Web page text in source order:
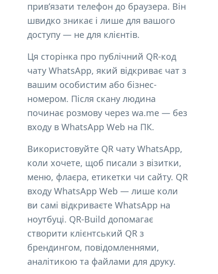
прив’язати телефон до браузера. Він
швидко зникає і лише для вашого
доступу — не для клієнтів.
Ця сторінка про публічний QR-код
чату WhatsApp, який відкриває чат з
вашим особистим або бізнес-
номером. Після скану людина
починає розмову через wa.me — без
входу в WhatsApp Web на ПК.
Використовуйте QR чату WhatsApp,
коли хочете, щоб писали з візитки,
меню, флаєра, етикетки чи сайту. QR
входу WhatsApp Web — лише коли
ви самі відкриваєте WhatsApp на
ноутбуці. QR-Build допомагає
створити клієнтський QR з
брендингом, повідомленнями,
аналітикою та файлами для друку.